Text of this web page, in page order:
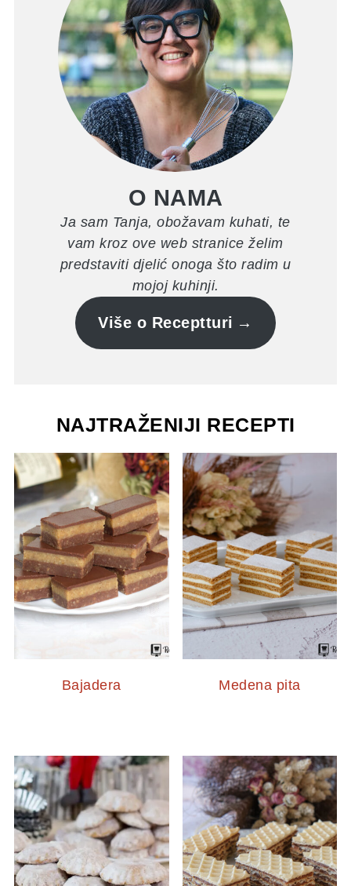
O NAMA
Ja sam Tanja, obožavam kuhati, te
vam kroz ove web stranice želim
predstaviti djelić onoga što radim u
mojoj kuhinji.
Više o Receptturi
NAJTRAŽENIJI RECEPTI
Bajadera Medena pita